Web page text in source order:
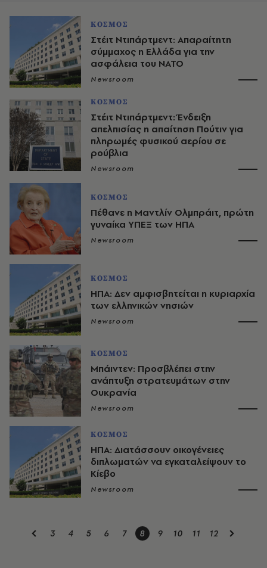
ΚΟΣΜΟΣ
Στέιτ Ντιπάρτμεντ: Απαραίτητη
σύμμαχος η Ελλάδα για την
ασφάλεια του ΝΑΤΟ
Newsroom
ΚΟΣΜΟΣ
Στέιτ Ντιπάρτμεντ: Ένδειξη
απελπισίας η απαίτηση Πούτιν για
πληρωμές φυσικού αερίου σε
ρούβλια
Newsroom
ΚΟΣΜΟΣ
Πέθανε η Μαντλίν Ολμπράιτ, πρώτη
γυναίκα ΥΠΕΞ των ΗΠΑ
Newsroom
ΚΟΣΜΟΣ
ΗΠΑ: Δεν αμφισβητείται η κυριαρχία
των ελληνικών νησιών
Newsroom
ΚΟΣΜΟΣ
Μπάιντεν: Προσβλέπει στην
ανάπτυξη στρατευμάτων στην
Ουκρανία
Newsroom
ΚΟΣΜΟΣ
ΗΠΑ: Διατάσσουν οικογένειες
διπλωματών να εγκαταλείψουν το
Κίεβο
Newsroom
3 4 5 6 7 8 9 10 11 12